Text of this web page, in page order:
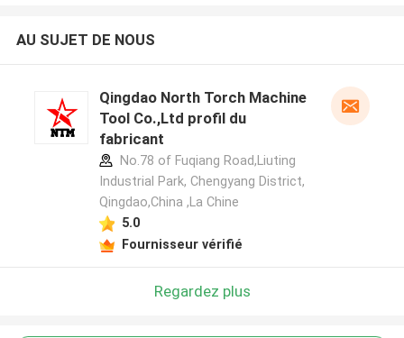
AU SUJET DE NOUS
Qingdao North Torch Machine
Tool Co.,Ltd profil du
fabricant
No.78 of Fuqiang Road,Liuting
Industrial Park, Chengyang District,
Qingdao,China ,La Chine
5.0
Fournisseur vérifié
Regardez plus